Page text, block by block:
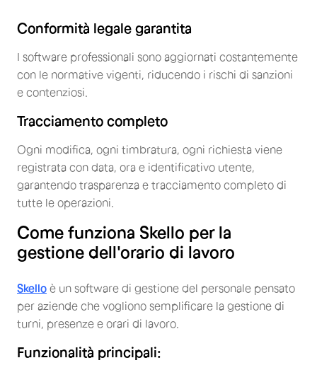
Conformità legale garantita
I software professionali sono aggiornati costantemente
con le normative vigenti, riducendo i rischi di sanzioni
e contenziosi.
Tracciamento completo
Ogni modifica, ogni timbratura, ogni richiesta viene
registrata con data, ora e identificativo utente,
garantendo trasparenza e tracciamento completo di
tutte le operazioni.
Come funziona Skello per la
gestione dell'orario di lavoro
Skello è un software di gestione del personale pensato
per aziende che vogliono semplificare la gestione di
turni, presenze e orari di lavoro.
Funzionalità principali: